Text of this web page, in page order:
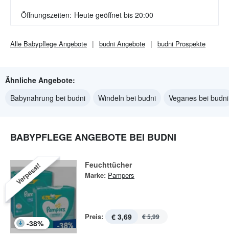
Öffnungszeiten: Heute geöffnet bis 20:00
Alle Babypflege Angebote budni Angebote budni Prospekte
Ähnliche Angebote:
Babynahrung bei budni
Windeln bei budni Veganes bei budni
BABYPFLEGE ANGEBOTE BEI BUDNI
Verpasst!
-38%
Feuchttücher
Marke: Pampers
Preis: € 3,69 € 5,99